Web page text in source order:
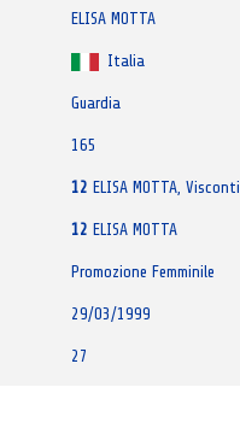
ELISA MOTTA
Italia
Guardia
165
12 ELISA MOTTA, Visconti
12 ELISA MOTTA
Promozione Femminile
29/03/1999
27